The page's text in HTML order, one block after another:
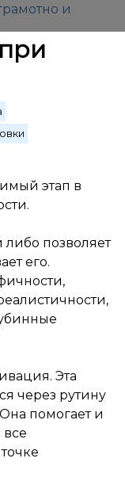
и
этап в
либо позволяет
его.
Эта
через рутину
помогает и